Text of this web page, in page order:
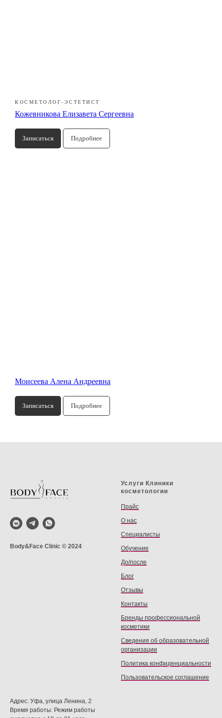
КОСМЕТОЛОГ-ЭСТЕТИСТ
Кожевникова Елизавета Сергеевна
Записаться Подробнее
Моисеева Алена Андреевна
Записаться Подробнее
Body&Face Clinic © 2024
Услуги Клиники
косметологии
Прайс
О нас
Специалисты
Обучение
До/после
Блог
Отзывы
Контакты
Бренды профессиональной
косметики
Сведения об образовательной
организации
Политика конфиденциальности
Пользовательское соглашение
Адрес: Уфа, улица Ленина, 2
Время работы: Режим работы